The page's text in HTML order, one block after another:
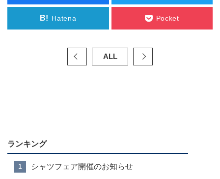
B! Hatena Pocket
ALL
ランキング
シャツフェア開催のお知らせ